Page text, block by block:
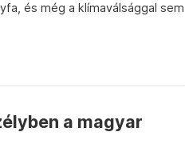
és még a klímaválsággal sem
a magyar